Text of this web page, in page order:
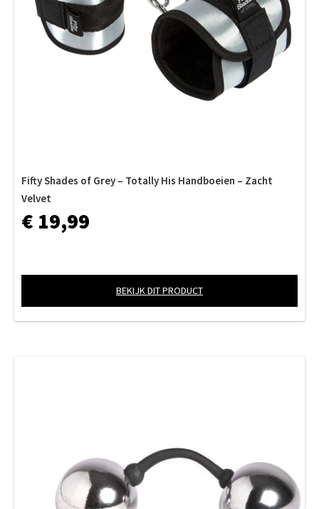
Fifty Shades of Grey – Totally His Handboeien – Zacht
Velvet
€ 19,99
BEKIJK DIT PRODUCT